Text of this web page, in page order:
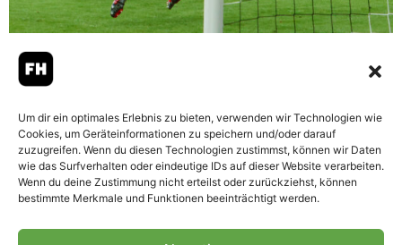
Um dir ein optimales Erlebnis zu bieten, verwenden wir Technologien wie
Cookies, um Geräteinformationen zu speichern und/oder darauf
zuzugreifen. Wenn du diesen Technologien zustimmst, können wir Daten
wie das Surfverhalten oder eindeutige IDs auf dieser Website verarbeiten.
Wenn du deine Zustimmung nicht erteilst oder zurückziehst, können
bestimmte Merkmale und Funktionen beeinträchtigt werden.
Alassane Plea traf gegen den VfB und musste verletzt
vom Platz. Foto: Dirk Päffgen Mit 1:3 verlor Borussia
Mönchengladbach am 80. Geburtstag von Klub-
Legende Günter Netzer am Samstag das Heimspiel
gegen den VfB Stuttgart und muss somit weiter auf den
zweiten Sieg in Folge warten. Alassane Plea traf für die
Fohlenelf, die sich durch einen […]